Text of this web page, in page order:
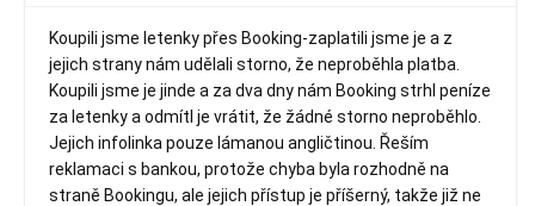
Koupili jsme letenky přes Booking-zaplatili jsme je a z
jejich strany nám udělali storno, že neproběhla platba.
Koupili jsme je jinde a za dva dny nám Booking strhl peníze
za letenky a odmítl je vrátit, že žádné storno neproběhlo.
Jejich infolinka pouze lámanou angličtinou. Řeším
reklamaci s bankou, protože chyba byla rozhodně na
straně Bookingu, ale jejich přístup je příšerný, takže již ne